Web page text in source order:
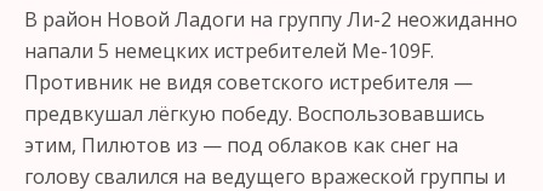
В район Новой Ладоги на группу Ли-2 неожиданно
напали 5 немецких истребителей Ме-109F.
Противник не видя советского истребителя —
предвкушал лёгкую победу. Воспользовавшись
этим, Пилютов из — под облаков как снег на
голову свалился на ведущего вражеской группы и